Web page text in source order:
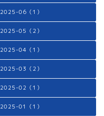
2025-06（1）
2025-05（2）
2025-04（1）
2025-03（2）
2025-02（1）
2025-01（1）